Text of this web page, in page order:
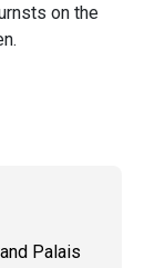
on the
Palais